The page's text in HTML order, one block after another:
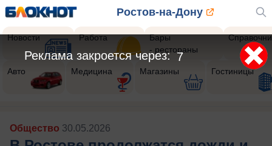
Ростов-на-Дону
Новости Работа
Бары
- рестораны
Авто Медицина Магазины Гостиницы
Общество 30.05.2026
4
Реклама закроется через: